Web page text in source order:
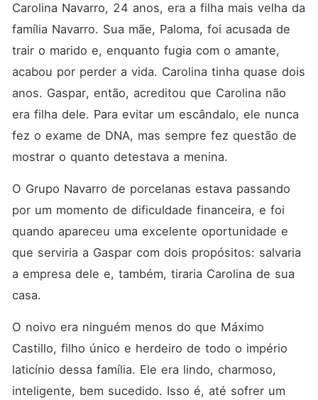
Carolina Navarro, 24 anos, era a filha mais velha da
família Navarro. Sua mãe, Paloma, foi acusada de
trair o marido e, enquanto fugia com o amante,
acabou por perder a vida. Carolina tinha quase dois
anos. Gaspar, então, acreditou que Carolina não
era filha dele. Para evitar um escândalo, ele nunca
fez o exame de DNA, mas sempre fez questão de
mostrar o quanto detestava a menina.
O Grupo Navarro de porcelanas estava passando
por um momento de dificuldade financeira, e foi
quando apareceu uma excelente oportunidade e
que serviria a Gaspar com dois propósitos: salvaria
a empresa dele e, também, tiraria Carolina de sua
casa.
O noivo era ninguém menos do que Máximo
Castillo, filho único e herdeiro de todo o império
laticínio dessa família. Ele era lindo, charmoso,
inteligente, bem sucedido. Isso é, até sofrer um